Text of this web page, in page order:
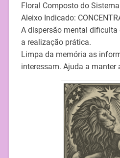
Floral Composto do
Aleixo Indicado:
A dispersão mental dificulta
a realização prática.
Limpa da memória as
interessam. Ajuda a manter